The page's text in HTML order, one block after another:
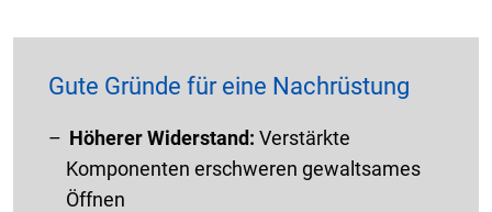
Gute Gründe für eine Nachrüstung
Höherer Widerstand: Verstärkte
Komponenten erschweren gewaltsames
Öffnen